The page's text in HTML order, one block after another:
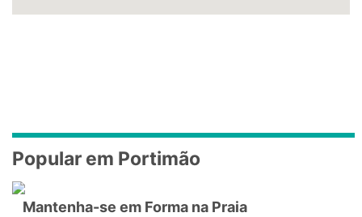
Popular em Portimão
Mantenha-se em Forma na Praia